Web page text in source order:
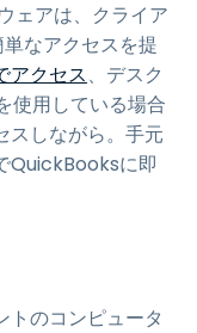
ェアは、クライア
なアクセスを提
クセス、デスク
使用している場合
スしながら。手元
QuickBooksに即
トのコンピュータ